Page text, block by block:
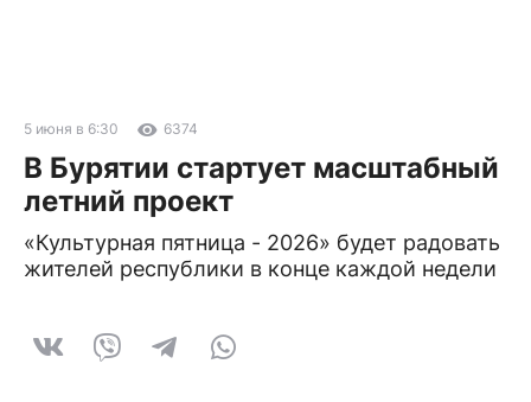
5 июня в 6:30 6374
В Бурятии стартует масштабный
летний проект
«Культурная пятница - 2026» будет радовать
жителей республики в конце каждой недели